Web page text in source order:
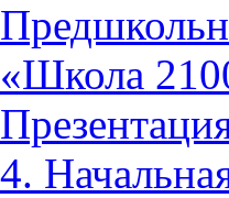
«Школа
4.